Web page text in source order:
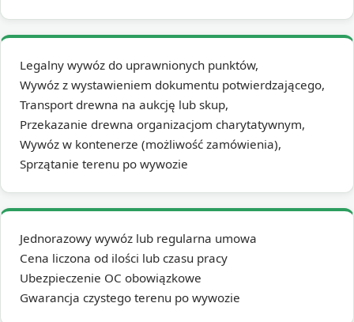
Legalny wywóz do uprawnionych punktów,
Wywóz z wystawieniem dokumentu potwierdzającego,
Transport drewna na aukcję lub skup,
Przekazanie drewna organizacjom charytatywnym,
Wywóz w kontenerze (możliwość zamówienia),
Sprzątanie terenu po wywozie
Jednorazowy wywóz lub regularna umowa
Cena liczona od ilości lub czasu pracy
Ubezpieczenie OC obowiązkowe
Gwarancja czystego terenu po wywozie